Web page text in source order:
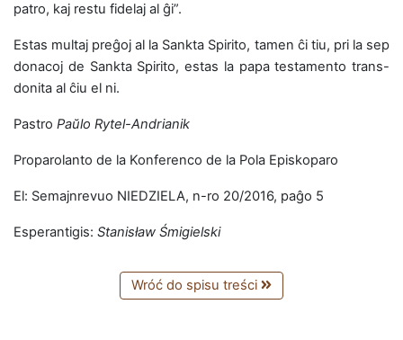
patro, kaj restu fidelaj al ĝi”.
Estas multaj preĝoj al la Sankta Spirito, tamen ĉi tiu, pri la sep
donacoj de Sankta Spirito, estas la papa testamento trans-
donita al ĉiu el ni.
Pastro Paŭlo Rytel-Andrianik
Proparolanto de la Konferenco de la Pola Episkoparo
El: Semajnrevuo NIEDZIELA, n-ro 20/2016, paĝo 5
Esperantigis: Stanisław Śmigielski
Wróć do spisu treści